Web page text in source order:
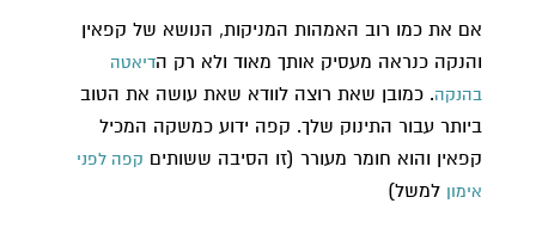
אם את כמו רוב האמהות המניקות, הנושא של קפאין
והנקה כנראה מעסיק אותך מאוד ולא רק הדיאטה
בהנקה. כמובן שאת רוצה לוודא שאת עושה את הטוב
ביותר עבור התינוק שלך. קפה ידוע כמשקה המכיל
קפאין והוא חומר מעורר (זו הסיבה ששותים קפה לפני
אימון למשל)